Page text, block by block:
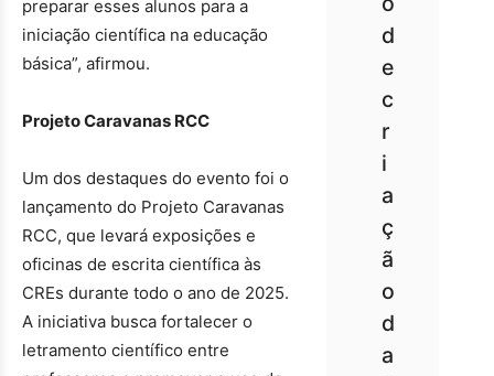
d
e
c
r
i
a
ç
ã
o
d
a
preparar esses alunos para a
iniciação científica na educação
básica”, afirmou.
Projeto Caravanas RCC
Um dos destaques do evento foi o
lançamento do Projeto Caravanas
RCC, que levará exposições e
oficinas de escrita científica às
CREs durante todo o ano de 2025.
A iniciativa busca fortalecer o
letramento científico entre